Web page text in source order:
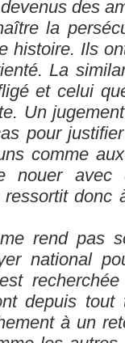
des
la
histoire. Ils
La
et celui
Un
pour
comme
nouer avec
donc
rend pas
national
depuis tout
à un